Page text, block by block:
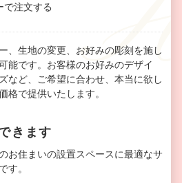
で注文する
、生地の変更、お好みの彫刻を施し
能です。お客様のお好みのデザイ
など、ご希望に合わせ、本当に欲し
格で提供いたします。
きます
お住まいの設置スペースに最適なサ
す。